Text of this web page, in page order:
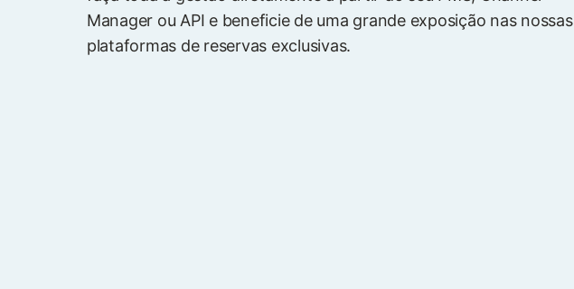
Manager ou API e beneficie de uma grande exposição nas nossas
plataformas de reservas exclusivas.